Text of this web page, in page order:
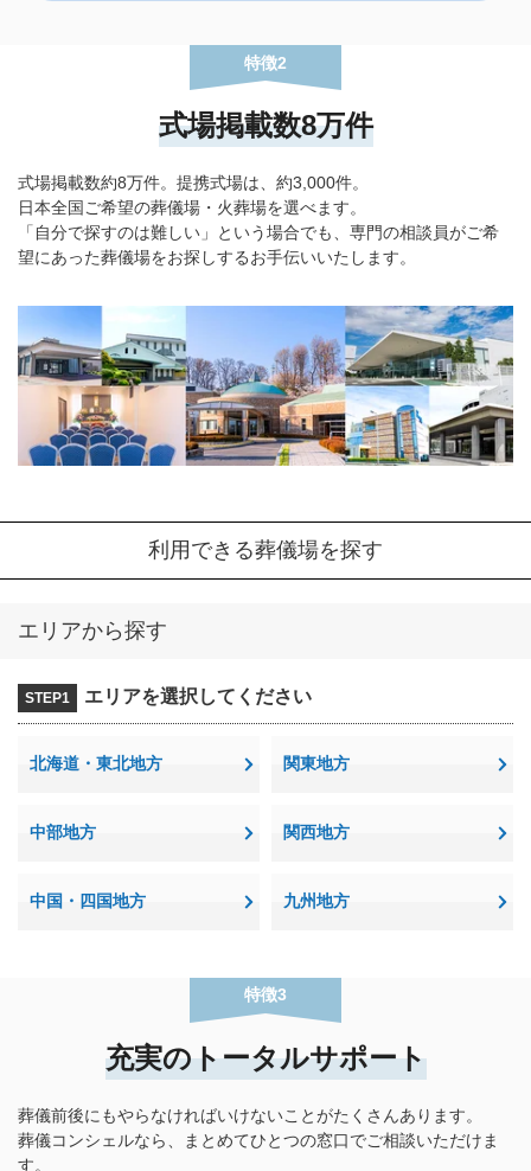
特徴2
式場掲載数8万件
式場掲載数約8万件。提携式場は、約3,000件。
日本全国ご希望の葬儀場・火葬場を選べます。
「自分で探すのは難しい」という場合でも、専門の相談員がご希
望にあった葬儀場をお探しするお手伝いいたします。
利用できる葬儀場を探す
エリアから探す
STEP1 エリアを選択してください
北海道・東北地方 関東地方
中部地方 関西地方
中国・四国地方 九州地方
特徴3
充実のトータルサポート
葬儀前後にもやらなければいけないことがたくさんあります。
葬儀コンシェルなら、まとめてひとつの窓口でご相談いただけま
す。